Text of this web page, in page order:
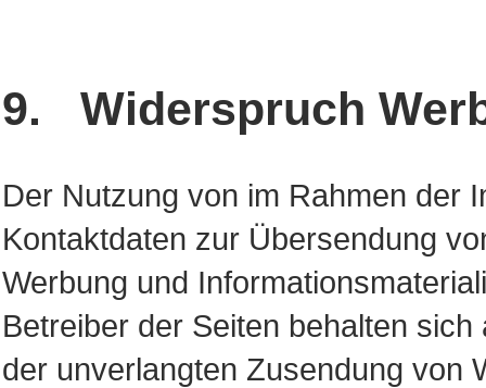
9. Widerspruch
Der Nutzung von im Rahmen der
Kontaktdaten zur Übersendung
Werbung und
Betreiber der Seiten behalten
der unverlangten Zusendung von